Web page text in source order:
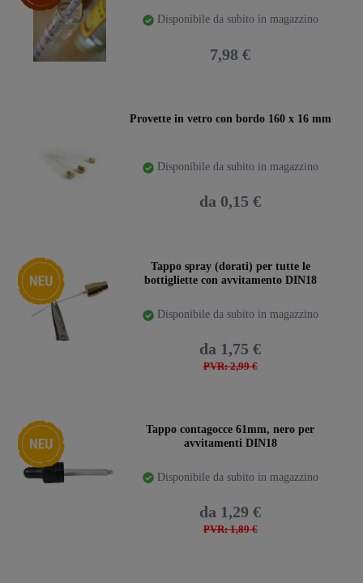
Disponibile da subito in magazzino
7,98 €
Provette in vetro con bordo 160 x 16 mm
Disponibile da subito in magazzino
da 0,15 €
Ceres::Template.storeSpecialNewTappo spray (dorati) per tutte le
bottigliette con avvitamento DIN18
Disponibile da subito in magazzino
PVR: 2,99 €
da 1,75 €
Ceres::Template.storeSpecialNewTappo contagocce 61mm, nero per
avvitamenti DIN18
Disponibile da subito in magazzino
PVR: 1,89 €
da 1,29 €